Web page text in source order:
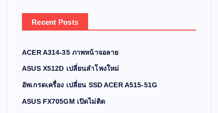
Recent Posts
ACER A314-35 ภาพหน้าจอลาย
ASUS X512D เปลี่ยนลำโพงใหม่
อัพเกรดเครื่อง เปลี่ยน SSD ACER A515-51G
ASUS FX705GM เปิดไม่ติด